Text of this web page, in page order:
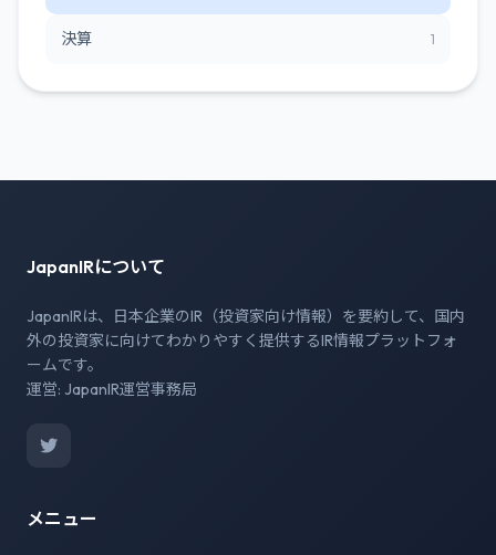
決算 1
JapanIRについて
JapanIRは、日本企業のIR（投資家向け情報）を要約して、国内
外の投資家に向けてわかりやすく提供するIR情報プラットフォ
ームです。
運営: JapanIR運営事務局
メニュー